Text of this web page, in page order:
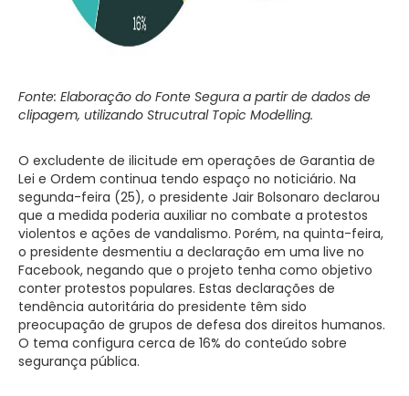
Fonte: Elaboração do Fonte Segura a partir de dados de
clipagem, utilizando Strucutral Topic Modelling.
O excludente de ilicitude em operações de Garantia de
Lei e Ordem continua tendo espaço no noticiário. Na
segunda-feira (25), o presidente Jair Bolsonaro declarou
que a medida poderia auxiliar no combate a protestos
violentos e ações de vandalismo. Porém, na quinta-feira,
o presidente desmentiu a declaração em uma live no
Facebook, negando que o projeto tenha como objetivo
conter protestos populares. Estas declarações de
tendência autoritária do presidente têm sido
preocupação de grupos de defesa dos direitos humanos.
O tema configura cerca de 16% do conteúdo sobre
segurança pública.